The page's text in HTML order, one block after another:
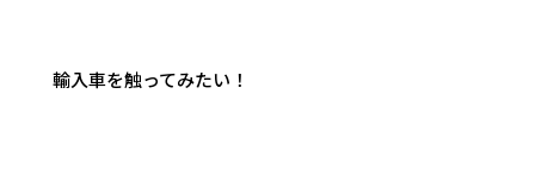
輸入車を触ってみたい！